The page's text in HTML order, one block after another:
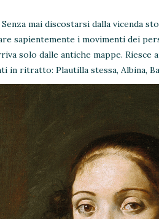
mai discostarsi dalla vicenda
sapientemente i movimenti dei
solo dalle antiche mappe.
in ritratto: Plautilla stessa, Albina,